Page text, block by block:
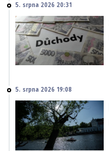
5. srpna 2026 20:31
5. srpna 2026 19:08